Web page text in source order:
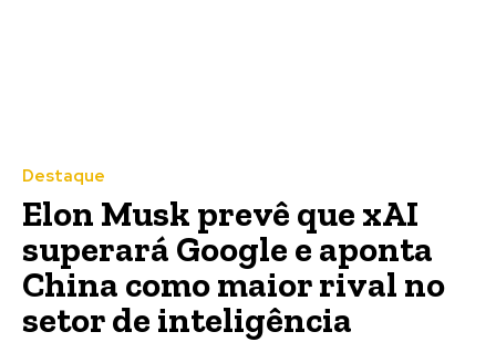
Destaque
Elon Musk prevê que xAI
superará Google e aponta
China como maior rival no
setor de inteligência